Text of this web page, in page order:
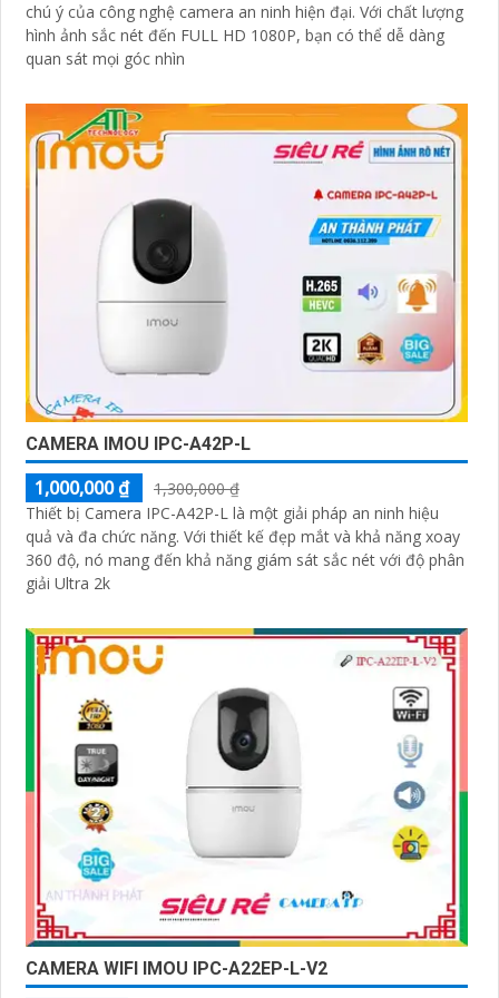
chú ý của công nghệ camera an ninh hiện đại. Với chất lượng
hình ảnh sắc nét đến FULL HD 1080P, bạn có thể dễ dàng
quan sát mọi góc nhìn
CAMERA IMOU IPC-A42P-L
1,000,000 ₫
1,300,000 ₫
Thiết bị Camera IPC-A42P-L là một giải pháp an ninh hiệu
quả và đa chức năng. Với thiết kế đẹp mắt và khả năng xoay
360 độ, nó mang đến khả năng giám sát sắc nét với độ phân
giải Ultra 2k
CAMERA WIFI IMOU IPC-A22EP-L-V2